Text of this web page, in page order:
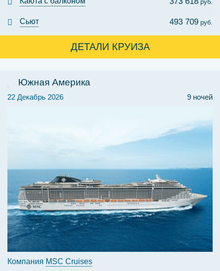
руб.
Сьют 493 709 руб.
ДЕТАЛИ КРУИЗА
Южная Америка
9 ночей
22 Декабрь 2026
Компания MSC Cruises